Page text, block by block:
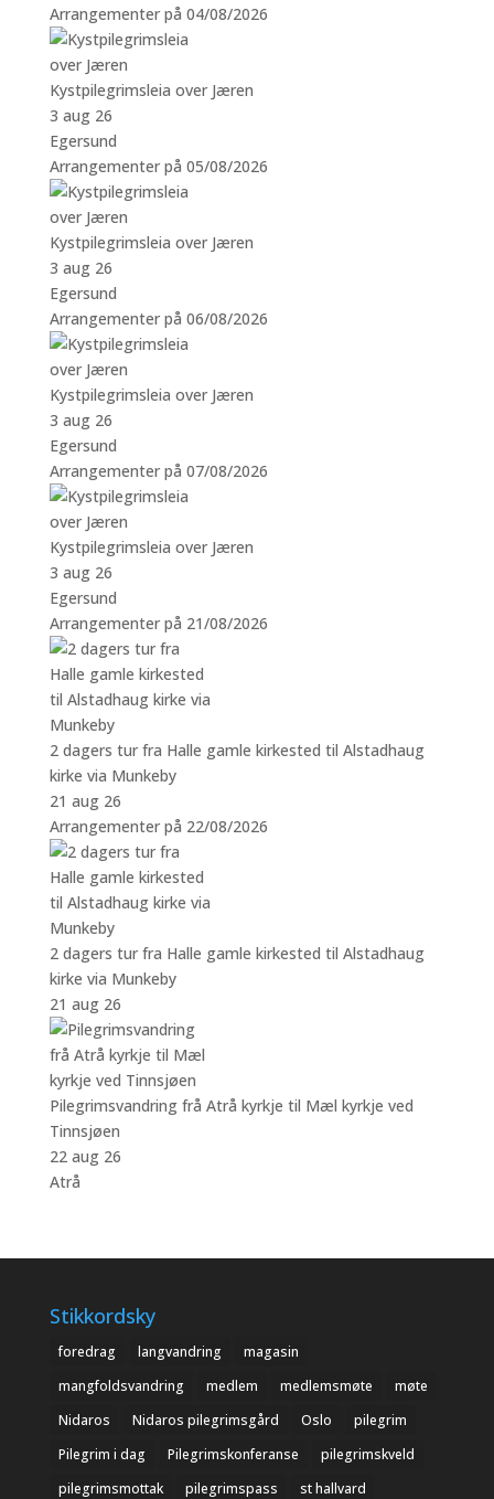
Arrangementer på 04/08/2026
Kystpilegrimsleia over Jæren
3 aug 26
Egersund
Arrangementer på 05/08/2026
Kystpilegrimsleia over Jæren
3 aug 26
Egersund
Arrangementer på 06/08/2026
Kystpilegrimsleia over Jæren
3 aug 26
Egersund
Arrangementer på 07/08/2026
Kystpilegrimsleia over Jæren
3 aug 26
Egersund
Arrangementer på 21/08/2026
2 dagers tur fra Halle gamle kirkested til Alstadhaug
kirke via Munkeby
21 aug 26
Arrangementer på 22/08/2026
2 dagers tur fra Halle gamle kirkested til Alstadhaug
kirke via Munkeby
21 aug 26
Pilegrimsvandring frå Atrå kyrkje til Mæl kyrkje ved
Tinnsjøen
22 aug 26
Atrå
Stikkordsky
foredrag langvandring
magasin
mangfoldsvandring
medlem medlemsmøte
møte
Nidaros
Nidaros pilegrimsgård Oslo
pilegrim
Pilegrim i dag
Pilegrimskonferanse
pilegrimskveld
pilegrimsmottak
pilegrimspass
st hallvard